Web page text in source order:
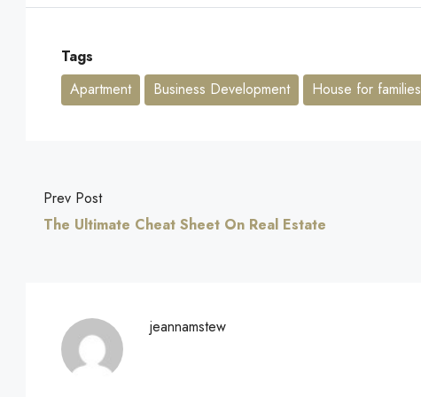
Tags
Apartment
Business Development House for families
Prev Post
The Ultimate Cheat Sheet On Real Estate
jeannamstew